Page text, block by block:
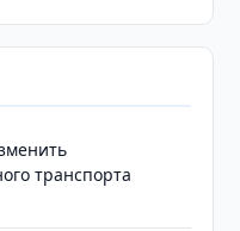
транспорта